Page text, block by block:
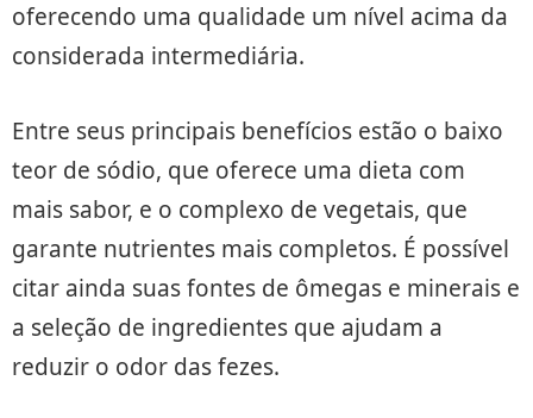
oferecendo uma qualidade um nível acima da
considerada intermediária.
Entre seus principais benefícios estão o baixo
teor de sódio, que oferece uma dieta com
mais sabor, e o complexo de vegetais, que
garante nutrientes mais completos. É possível
citar ainda suas fontes de ômegas e minerais e
a seleção de ingredientes que ajudam a
reduzir o odor das fezes.